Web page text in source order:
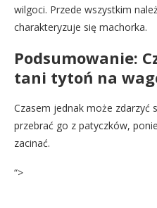
wilgoci. Przede wszystkim
charakteryzuje się machorka.
Podsumowanie:
tani tytoń na
Czasem jednak może zdarzyć
przebrać go z patyczków,
zacinać.
“>